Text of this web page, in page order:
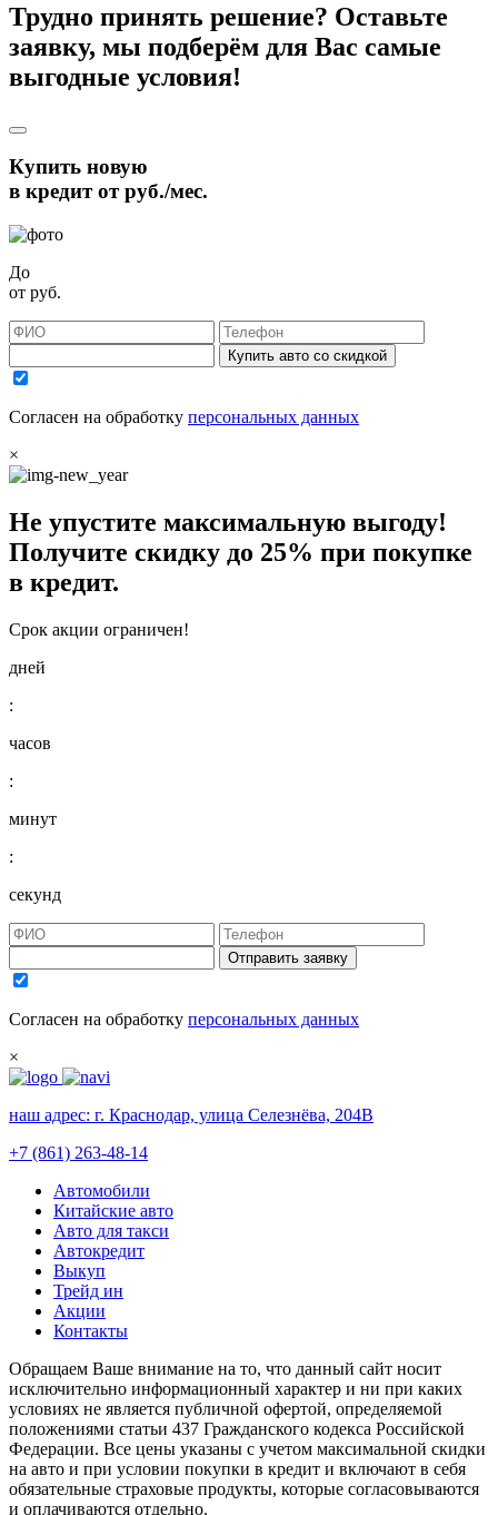
Трудно принять решение? Оставьте
заявку, мы подберём для Вас самые
выгодные условия!
Купить новую
в кредит отруб./мес.
До
от руб.
Купить авто со скидкой
Согласен на обработку персональных данных
×
Не упустите максимальную выгоду!
Получите скидку до 25% при покупке
в кредит.
Срок акции ограничен!
дней
:
часов
:
минут
:
секунд
Отправить заявку
Согласен на обработку персональных данных
×
наш адрес: г. Краснодар, улица Селезнёва, 204В
+7 (861) 263-48-14
Автомобили
Китайские авто
Авто для такси
Автокредит
Выкуп
Трейд ин
Акции
Контакты
Обращаем Ваше внимание на то, что данный сайт носит
исключительно информационный характер и ни при каких
условиях не является публичной офертой, определяемой
положениями статьи 437 Гражданского кодекса Российской
Федерации. Все цены указаны с учетом максимальной скидки
на авто и при условии покупки в кредит и включают в себя
обязательные страховые продукты, которые согласовываются
и оплачиваются отдельно.